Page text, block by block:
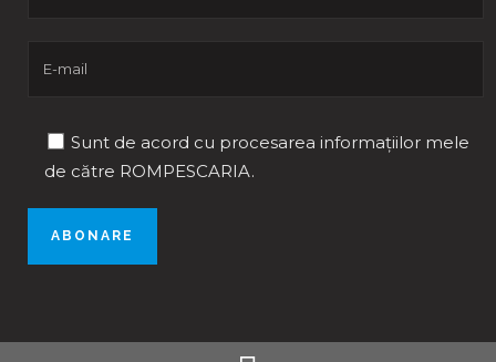
Sunt de acord cu procesarea informațiilor mele
de către ROMPESCARIA.